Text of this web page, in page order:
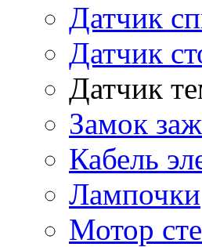
Датчик
Датчик
Датчик
Замок
Кабель
Лампочки
Мотор